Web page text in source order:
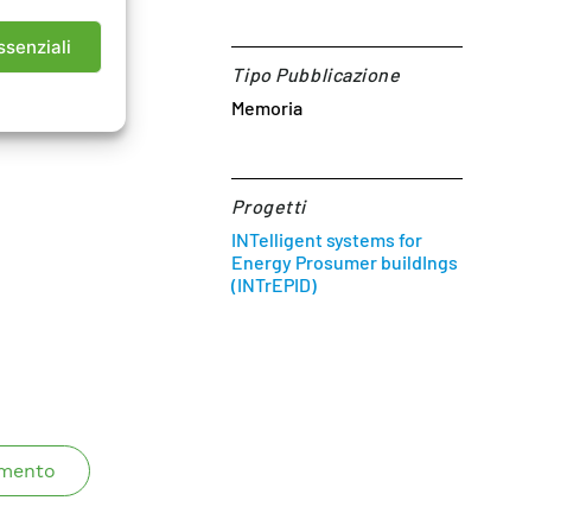
Tipo Pubblicazione
Memoria
Progetti
INTelligent systems for
Energy Prosumer buildIngs
(INTrEPID)